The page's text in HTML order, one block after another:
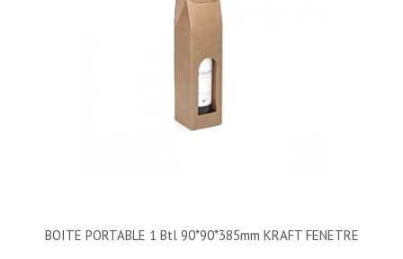
BOITE PORTABLE 1 Btl 90*90*385mm KRAFT FENETRE